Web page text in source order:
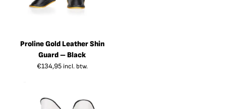
Proline Gold Leather Shin
Guard – Black
€134,95 incl. btw.